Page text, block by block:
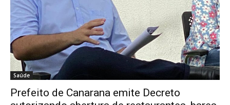
Saúde
Prefeito de Canarana emite Decreto